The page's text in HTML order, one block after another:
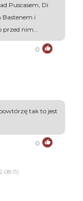
Puscasem, Di
Bastenem i
nim...
0
tak to jest
0
08-11)